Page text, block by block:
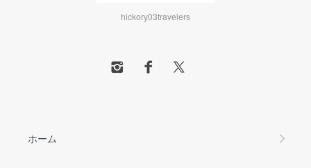
hickory03travelers
ホーム